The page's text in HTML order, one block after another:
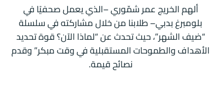
ألهم الخريج عمر شمّوري –الذي يعمل صحفيًا في
بلومبرغ بدبي– طلابنا من خلال مشاركته في سلسلة
“ضيف الشهر”، حيث تحدث عن “لماذا الآن؟ قوة تحديد
الأهداف والطموحات المستقبلية في وقت مبكر” وقدم
نصائح قيمة.